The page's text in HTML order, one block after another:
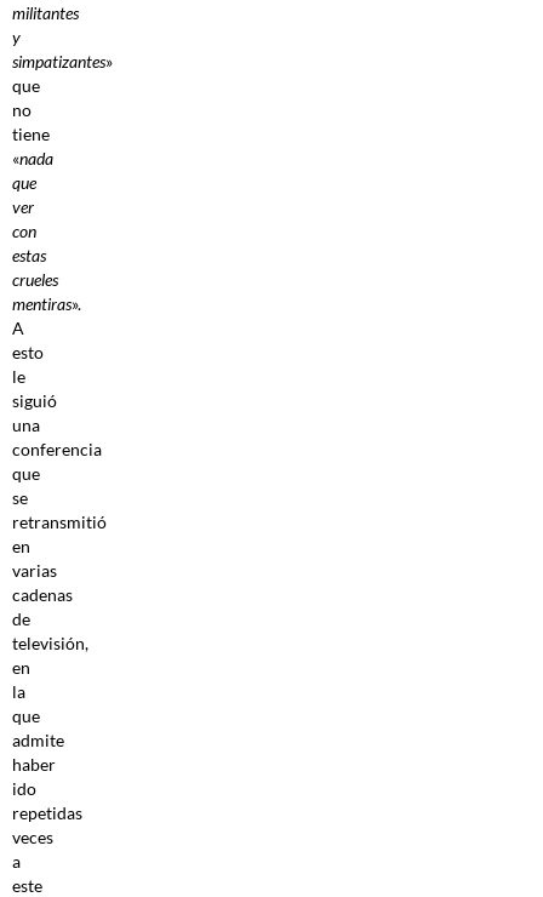
militantes
y
simpatizantes»
que
no
tiene
«nada
que
ver
con
estas
crueles
mentiras».
A
esto
le
siguió
una
conferencia
que
se
retransmitió
en
varias
cadenas
de
televisión,
en
la
que
admite
haber
ido
repetidas
veces
a
este